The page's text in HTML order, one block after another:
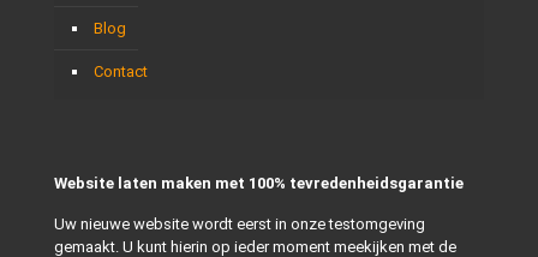
Blog
Contact
Website laten maken met 100% tevredenheidsgarantie
Uw nieuwe website wordt eerst in onze testomgeving
gemaakt. U kunt hierin op ieder moment meekijken met de